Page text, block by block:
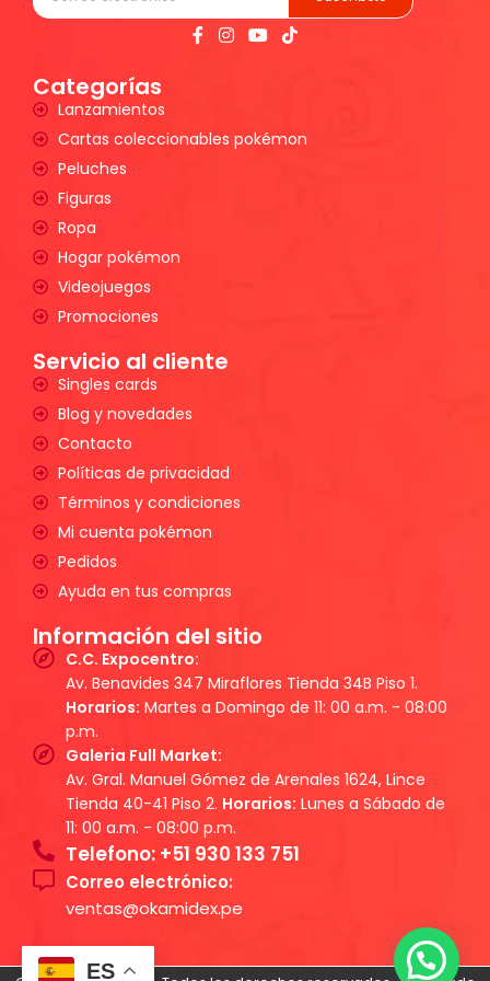
Categorías
Lanzamientos
Cartas coleccionables pokémon
Peluches
Figuras
Ropa
Hogar pokémon
Videojuegos
Promociones
Servicio al cliente
Singles cards
Blog y novedades
Contacto
Políticas de privacidad
Términos y condiciones
Mi cuenta pokémon
Pedidos
Ayuda en tus compras
Información del sitio
C.C. Expocentro:
Av. Benavides 347 Miraflores Tienda 34B Piso 1.
Horarios: Martes a Domingo de 11: 00 a.m. - 08:00
p.m.
Galeria Full Market:
Av. Gral. Manuel Gómez de Arenales 1624, Lince
Tienda 40-41 Piso 2. Horarios: Lunes a Sábado de
11: 00 a.m. - 08:00 p.m.
Telefono: +51 930 133 751
Correo electrónico:
ventas@okamidex.pe
ES